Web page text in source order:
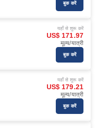
बुक करें
यहाँ से शुरू करें
US$ 171.97
मूल्य/यात्री
बुक करें
यहाँ से शुरू करें
US$ 179.21
मूल्य/यात्री
बुक करें